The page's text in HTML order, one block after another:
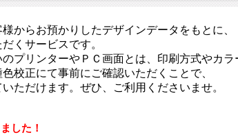
からお預かりしたデザインデータをもとに、
くサービスです。
プリンターやＰＣ画面とは、印刷方式やカ
校正にて事前にご確認いただくことで、
ただけます。ぜひ、ご利用くださいませ。
した！